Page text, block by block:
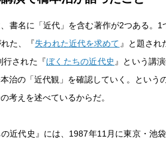
書名に「近代」を含む著作が2つある。
た、『失われた近代を求めて 』と題され
行された『ぼくたちの近代史 』という講
治の「近代観」を確認していく。とい
考えを述べているからだ。
の近代史』には、1987年11月に東京・池